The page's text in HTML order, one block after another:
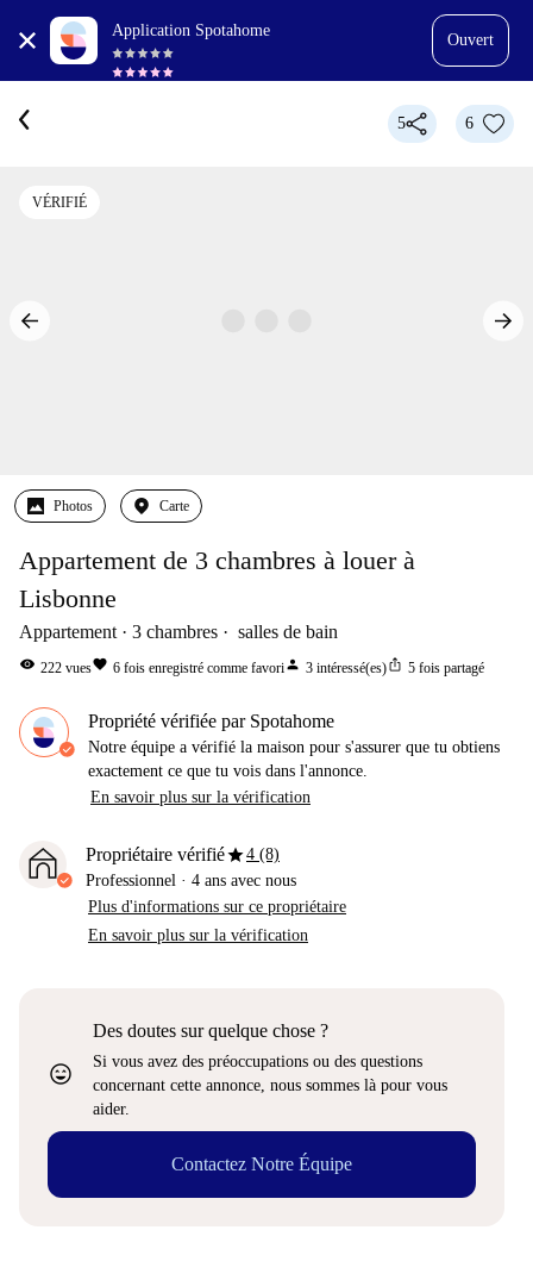
Application Spotahome
Ouvert
5 6
VÉRIFIÉ
Photos Carte
Appartement de 3 chambres à louer à
Lisbonne
Appartement 3 chambres salles de bain
visibility 222 vuesfavorite 6 fois enregistré comme favoriperson 3 intéressé(es)ios_share 5 fois partagé
Propriété vérifiée par Spotahome
Notre équipe a vérifié la maison pour s'assurer que tu obtiens
exactement ce que tu vois dans l'annonce.
En savoir plus sur la vérification
Propriétaire vérifiéstar4 (8)
Professionnel · 4 ans avec nous
Plus d'informations sur ce propriétaire
En savoir plus sur la vérification
sentiment_very_satisfied
Des doutes sur quelque chose ?
Si vous avez des préoccupations ou des questions
concernant cette annonce, nous sommes là pour vous
aider.
Contactez Notre Équipe